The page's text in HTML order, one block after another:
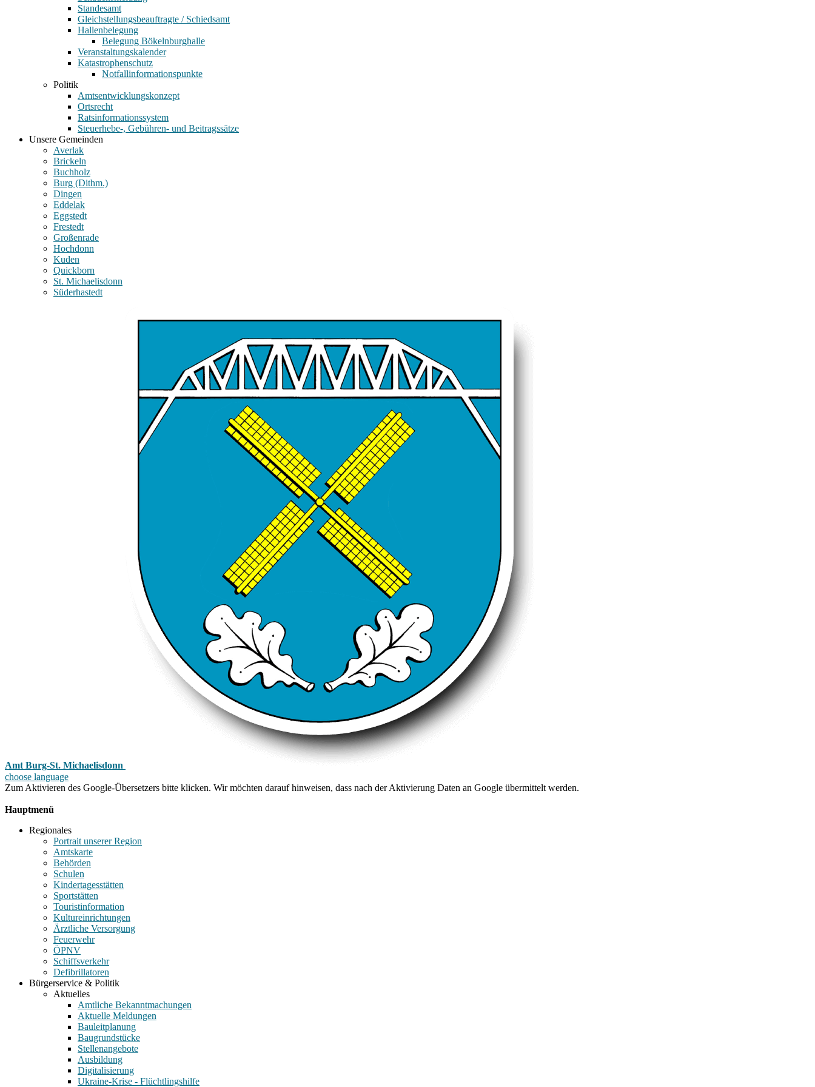
Standesamt
Gleichstellungsbeauftragte / Schiedsamt
Hallenbelegung
Belegung Bökelnburghalle
Veranstaltungskalender
Katastrophenschutz
Notfallinformationspunkte
Politik
Amtsentwicklungskonzept
Ortsrecht
Ratsinformationssystem
Steuerhebe-, Gebühren- und Beitragssätze
Unsere Gemeinden
Averlak
Brickeln
Buchholz
Burg (Dithm.)
Dingen
Eddelak
Eggstedt
Frestedt
Großenrade
Hochdonn
Kuden
Quickborn
St. Michaelisdonn
Süderhastedt
Amt Burg-St. Michaelisdonn
choose language
Zum Aktivieren des Google-Übersetzers bitte klicken. Wir möchten darauf hinweisen, dass nach der Aktivierung Daten an Google übermittelt werden.
Hauptmenü
Regionales
Portrait unserer Region
Amtskarte
Behörden
Schulen
Kindertagesstätten
Sportstätten
Touristinformation
Kultureinrichtungen
Ärztliche Versorgung
Feuerwehr
ÖPNV
Schiffsverkehr
Defibrillatoren
Bürgerservice & Politik
Aktuelles
Amtliche Bekanntmachungen
Aktuelle Meldungen
Bauleitplanung
Baugrundstücke
Stellenangebote
Ausbildung
Digitalisierung
Ukraine-Krise - Flüchtlingshilfe